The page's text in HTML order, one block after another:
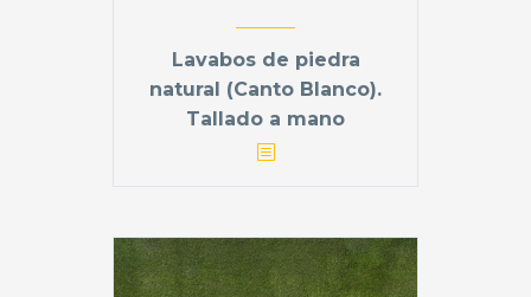
Lavabos de piedra
natural (Canto Blanco).
Tallado a mano